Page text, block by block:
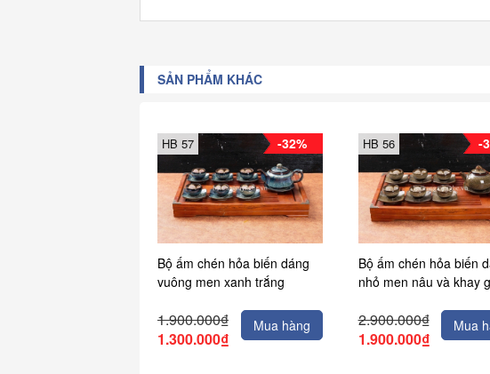
SẢN PHẨM KHÁC
-32%
HB 57
Bộ ấm chén hỏa biến dáng
vuông men xanh trắng
1.900.000₫
1.300.000₫
Mua hàng
-
HB 56
Bộ ấm chén hỏa biến
nhỏ men nâu và khay
2.900.000₫
1.900.000₫
Mua